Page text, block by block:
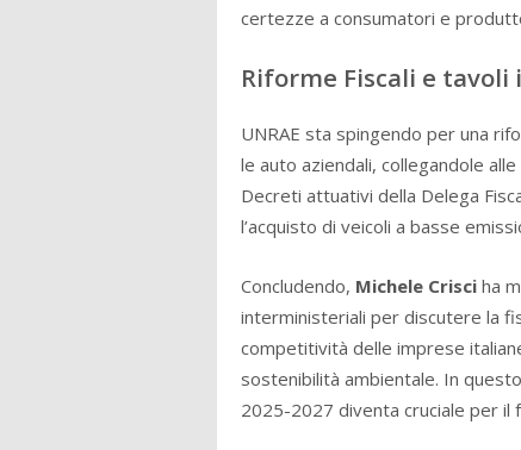
certezze a consumatori e
Riforme Fiscali e
UNRAE sta spingendo per una
le auto aziendali, collegandole
Decreti attuativi della Delega
l’acquisto di veicoli a basse
Concludendo, Michele Crisciha
interministeriali per discutere la
competitività delle imprese
sostenibilità ambientale. In
2025-2027 diventa cruciale per